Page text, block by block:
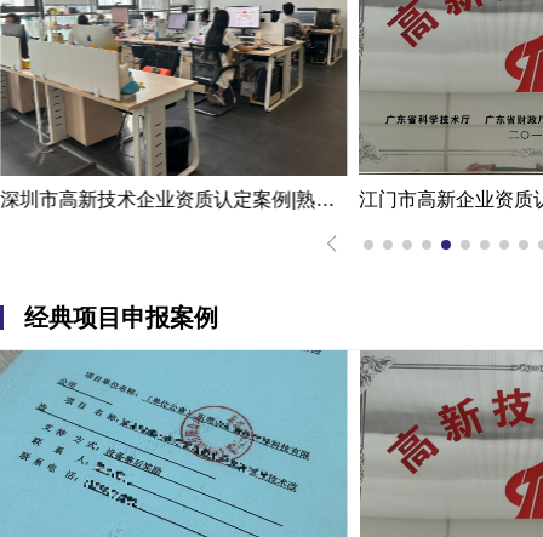
深圳市高新技术企业资质认定案例|熟练掌握国家高新企业资质认定
经典项目申报案例